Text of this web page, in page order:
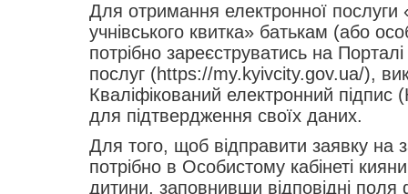
Для отримання електронної
учнівського квитка» батькам (або
потрібно зареєструватись на
послуг (https://my.kyivcity.gov.ua/),
Кваліфікований електронний
для підтвердження своїх даних.
Для того, щоб відправити заявку на
потрібно в Особистому кабінеті
дитини, заповнивши відповідні